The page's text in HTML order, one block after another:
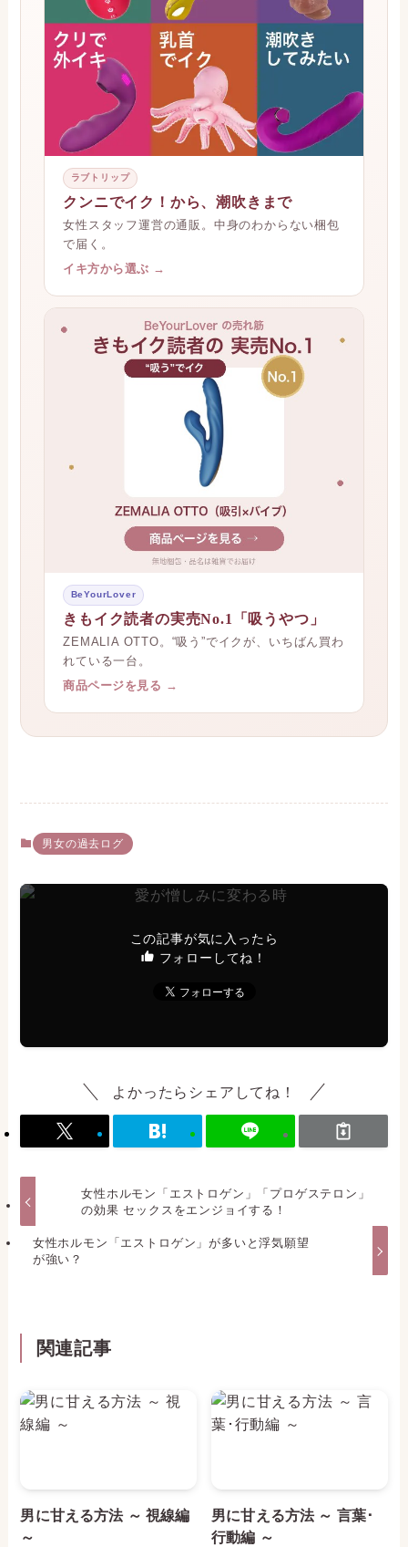
ラブトリップ
クンニでイク！から、潮吹きまで
女性スタッフ運営の通販。中身のわからない梱包
で届く。
イキ方から選ぶ →
BeYourLover
きもイク読者の実売No.1「吸うやつ」
ZEMALIA OTTO。“吸う”でイクが、いちばん買わ
れている一台。
商品ページを見る →
男女の過去ログ
この記事が気に入ったら
フォローしてね！
よかったらシェアしてね！
女性ホルモン「エストロゲン」「プロゲステロン」
の効果 セックスをエンジョイする！
女性ホルモン「エストロゲン」が多いと浮気願望
が強い？
関連記事
男に甘える方法 ～ 視線編
～
男に甘える方法 ～ 言葉･
行動編 ～